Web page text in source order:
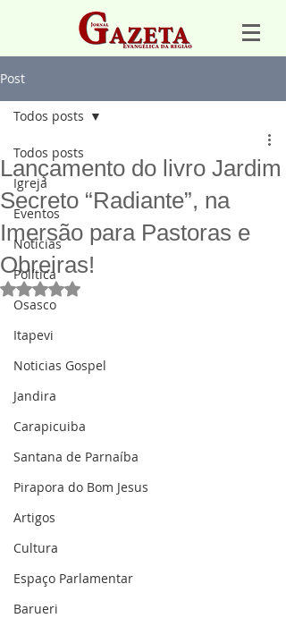
Post
Todos posts
Igreja
Eventos
Notícias
Política
Osasco
Itapevi
Noticias Gospel
Jandira
Carapicuiba
Santana de Parnaíba
Pirapora do Bom Jesus
Artigos
Cultura
Espaço Parlamentar
Barueri
Todos posts
Lançamento do livro Jardim
Secreto “Radiante”, na
Imersão para Pastoras e
Obreiras!
Avaliado com NaN de 5 estrelas.